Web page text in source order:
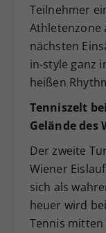
Teilnehmer
Athletenzone
nächsten
in-style ganz
heißen
Tenniszelt
Gelände des
Der zweite
Wiener
sich als
heuer wird
Tennis